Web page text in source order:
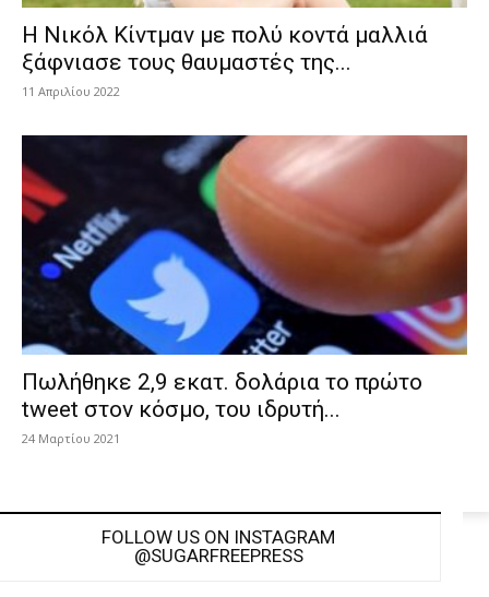
H Nικόλ Κίντμαν με πολύ κοντά μαλλιά
ξάφνιασε τους θαυμαστές της...
11 Απριλίου 2022
Πωλήθηκε 2,9 εκατ. δολάρια το πρώτο
tweet στον κόσμο, του ιδρυτή...
24 Μαρτίου 2021
FOLLOW US ON INSTAGRAM
@SUGARFREEPRESS